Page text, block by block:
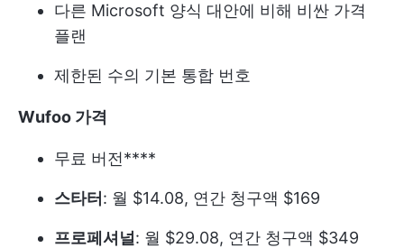
다른 Microsoft 양식 대안에 비해 비싼 가격
플랜
제한된 수의 기본 통합 번호
Wufoo 가격
무료 버전****
스타터 : 월 $14.08, 연간 청구액 $169
프로페셔널: 월 $29.08, 연간 청구액 $349